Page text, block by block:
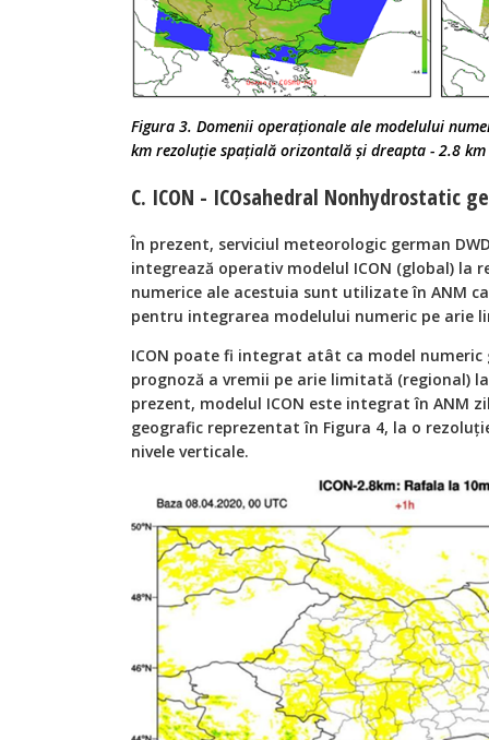
Figura 3. Domenii operaționale ale modelului
km rezoluție spațială orizontală și dreapta - 2.8
C. ICON - ICOsahedral Nonhydrostatic
În prezent, serviciul meteorologic german
integrează operativ modelul ICON (global) la
numerice ale acestuia sunt utilizate în ANM
pentru integrarea modelului numeric pe arie
ICON poate fi integrat atât ca model numeric
prognoză a vremii pe arie limitată (regional)
prezent, modelul ICON este integrat în ANM
geografic reprezentat în Figura 4, la o
nivele verticale.